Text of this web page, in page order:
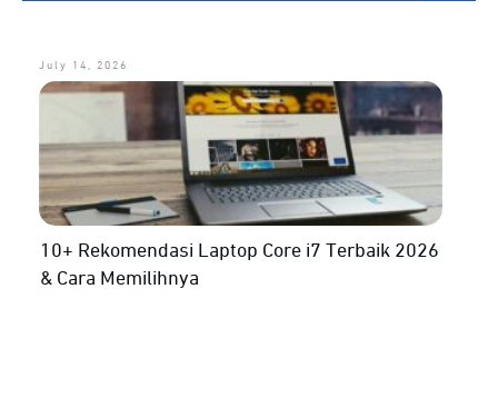
July 14, 2026
10+ Rekomendasi Laptop Core i7 Terbaik 2026
& Cara Memilihnya